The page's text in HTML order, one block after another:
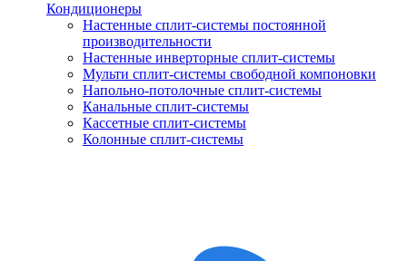
Кондиционеры
Настенные сплит-системы постоянной
производительности
Настенные инверторные сплит-системы
Мульти сплит-системы свободной компоновки
Напольно-потолочные сплит-системы
Канальные сплит-системы
Кассетные сплит-системы
Колонные сплит-системы